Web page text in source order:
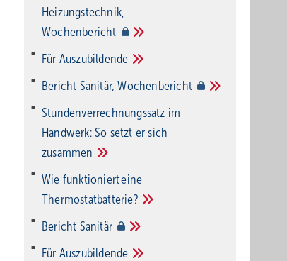
Heizungstechnik,
Wochenbericht
Für Auszubildende
Bericht Sanitär,Wochenbericht
Stundenverrechnungssatz im
Handwerk: So setzt er sich
zusammen
Wie funktioniert eine
Thermostatbatterie?
Bericht Sanitär
Für Auszubildende